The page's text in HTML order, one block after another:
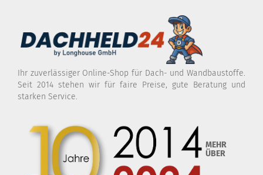
Ihr zuverlässiger Online-Shop für Dach- und Wandbaustoffe.
Seit 2014 stehen wir für faire Preise, gute Beratung und
starken Service.
MEHR
ÜBER